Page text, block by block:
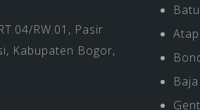
RW.01, Pasir
Kabupaten Bogor,